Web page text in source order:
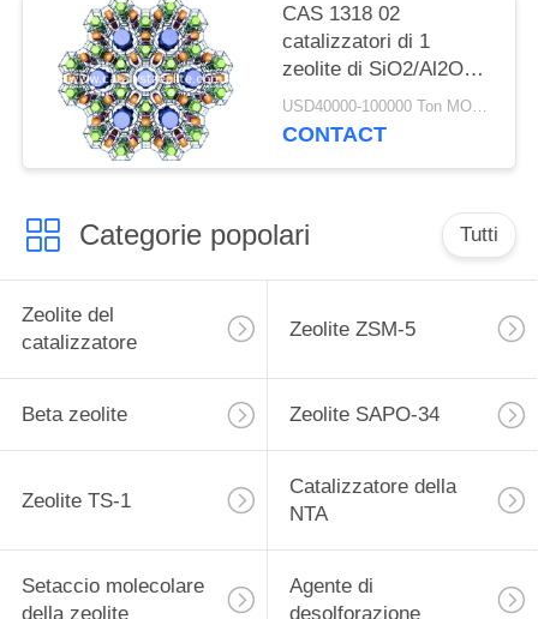
CAS 1318 02
catalizzatori di 1
zeolite di SiO2/Al2O3
70 Mesoporous beta USD40000-100000 Ton MOQ:1 chilogrammo
CONTACT
Categorie popolari Tutti
Zeolite del
catalizzatore
Zeolite ZSM-5
Beta zeolite Zeolite SAPO-34
Zeolite TS-1
Catalizzatore della
NTA
Setaccio molecolare
della zeolite
Agente di
desolforazione